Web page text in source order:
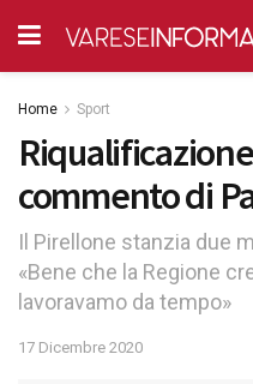
Home Sport
commento di
Il Pirellone stanzia due
«Bene che la Regione
lavoravamo da tempo»
17 Dicembre 2020